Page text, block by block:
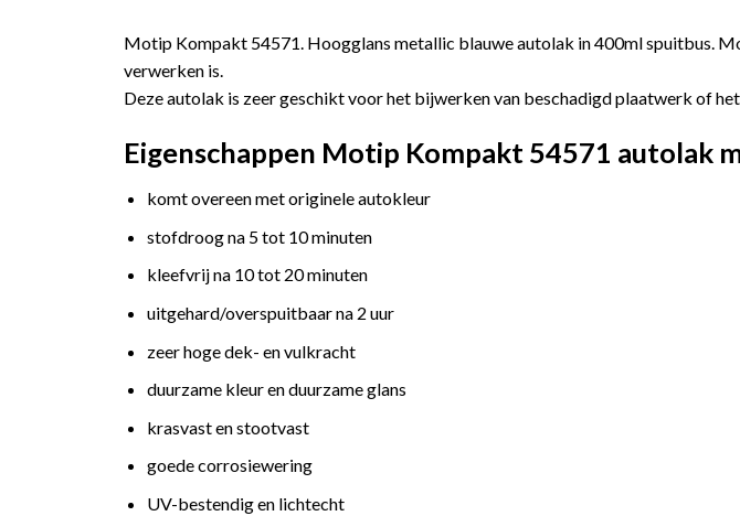
Motip Kompakt 54571. Hoogglans metallic blauwe autolak in 400ml spuitbus.
verwerken is.
Deze autolak is zeer geschikt voor het bijwerken van beschadigd plaatwerk of
Eigenschappen Motip Kompakt 54571 autolak
komt overeen met originele autokleur
stofdroog na 5 tot 10 minuten
kleefvrij na 10 tot 20 minuten
uitgehard/overspuitbaar na 2 uur
zeer hoge dek- en vulkracht
duurzame kleur en duurzame glans
krasvast en stootvast
goede corrosiewering
UV-bestendig en lichtecht